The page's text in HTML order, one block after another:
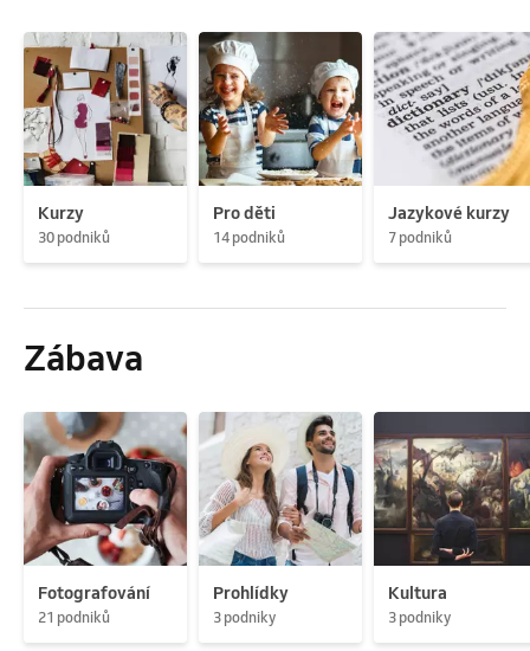
Kurzy
30 podniků
Pro děti
14 podniků
Jazykové kurzy
7 podniků
Zábava
Fotografování
21 podniků
Prohlídky
3 podniky
Kultura
3 podniky